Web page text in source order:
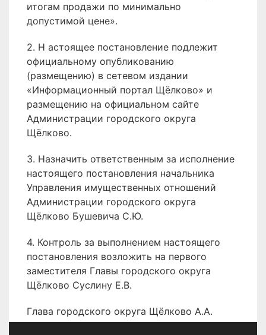
итогам продажи по минимально
допустимой цене».
2. Н астоящее постановление подлежит
официальному опубликованию
(размещению) в сетевом издании
«Информационный портал Щёлково» и
размещению на официальном сайте
Администрации городского округа
Щёлково.
3. Назначить ответственным за исполнение
настоящего постановления начальника
Управления имущественных отношений
Администрации городского округа
Щёлково Бушевича С.Ю.
4. Контроль за выполнением настоящего
постановления возложить на первого
заместителя Главы городского округа
Щёлково Суслину Е.В.
Глава городского округа Щёлково А.А.
Булгаков